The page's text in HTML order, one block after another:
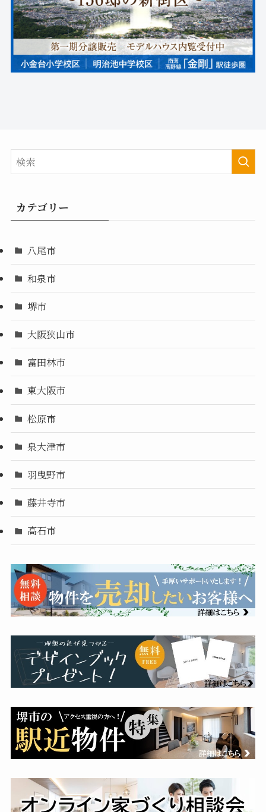
カテゴリー
八尾市
和泉市
堺市
大阪狭山市
富田林市
東大阪市
松原市
泉大津市
羽曳野市
藤井寺市
高石市